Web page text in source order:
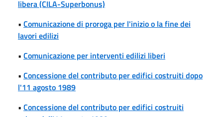
libera (CILA-Superbonus)
• Comunicazione di proroga per l'inizio o la fine dei
lavori edilizi
• Comunicazione per interventi edilizi liberi
• Concessione del contributo per edifici costruiti dopo
l'11 agosto 1989
• Concessione del contributo per edifici costruiti